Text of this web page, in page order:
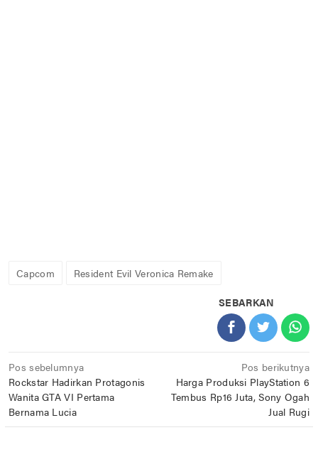
Capcom Resident Evil Veronica Remake
SEBARKAN
Navigasi
pos
Pos sebelumnya
Rockstar Hadirkan Protagonis
Wanita GTA VI Pertama
Bernama Lucia
Pos berikutnya
Harga Produksi PlayStation 6
Tembus Rp16 Juta, Sony Ogah
Jual Rugi